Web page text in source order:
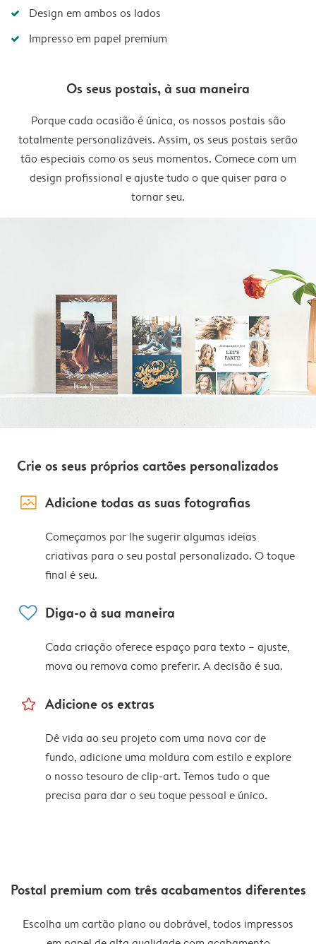
Design em ambos os lados
Impresso em papel premium
Os seus postais, à sua maneira
Porque cada ocasião é única, os nossos postais são
totalmente personalizáveis. Assim, os seus postais serão
tão especiais como os seus momentos. Comece com um
design profissional e ajuste tudo o que quiser para o
tornar seu.
Crie os seus próprios cartões personalizados
image_placeholder Adicione todas as suas fotografias
Começamos por lhe sugerir algumas ideias
criativas para o seu postal personalizado. O toque
final é seu.
heart Diga-o à sua maneira
Cada criação oferece espaço para texto – ajuste,
mova ou remova como preferir. A decisão é sua.
star_outline Adicione os extras
Dê vida ao seu projeto com uma nova cor de
fundo, adicione uma moldura com estilo e explore
o nosso tesouro de clip-art. Temos tudo o que
precisa para dar o seu toque pessoal e único.
Postal premium com três acabamentos diferentes
Escolha um cartão plano ou dobrável, todos impressos